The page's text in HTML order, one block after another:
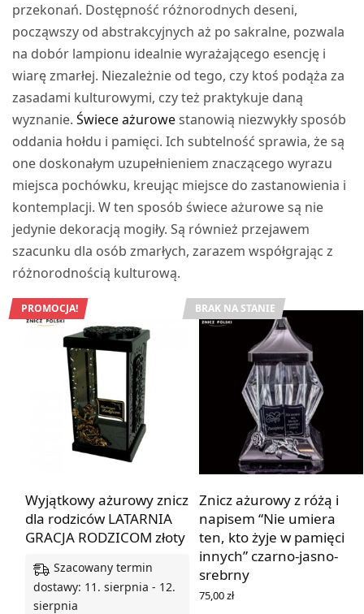
przekonań. Dostępność różnorodnych deseni,
począwszy od abstrakcyjnych aż po sakralne, pozwala
na dobór lampionu idealnie wyrażającego esencję i
wiarę zmarłej. Niezależnie od tego, czy ktoś podąża za
zasadami kulturowymi, czy też praktykuje daną
wyznanie.Świece ażurowestanowią niezwykły sposób
oddania hołdu i pamięci. Ich subtelność sprawia, że są
one doskonałym uzupełnieniem znaczącego wyrazu
miejsca pochówku, kreując miejsce do zastanowienia i
kontemplacji. W ten sposób świece ażurowe są nie
jedynie dekoracją mogiły. Są również przejawem
szacunku dla osób zmarłych, zarazem współgrając z
różnorodnością kulturową.
PROMOCJA!
Wyjątkowy ażurowy znicz
dla rodziców LATARNIA
GRACJA RODZICOM złoty
Szacowany termin
dostawy: 11. sierpnia - 12.
sierpnia
BRAK NA STANIE
Znicz ażurowy z różą i
napisem “Nie umiera
ten, kto żyje w pamięci
innych” czarno-jasno-
srebrny
75,00zł